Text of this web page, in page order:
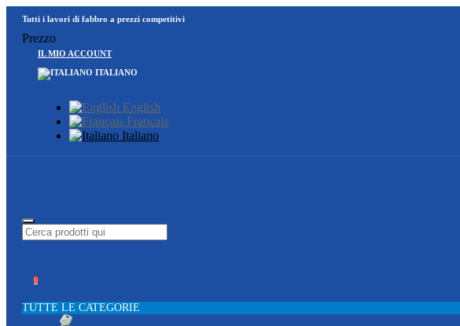
Tutti i lavori di fabbro a prezzi competitivi
Prezzo
IL MIO ACCOUNT
ITALIANO
English
Français
Italiano
0
TUTTE LE CATEGORIE